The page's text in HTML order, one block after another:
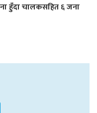
हुँदा चालकसहित ६ जना